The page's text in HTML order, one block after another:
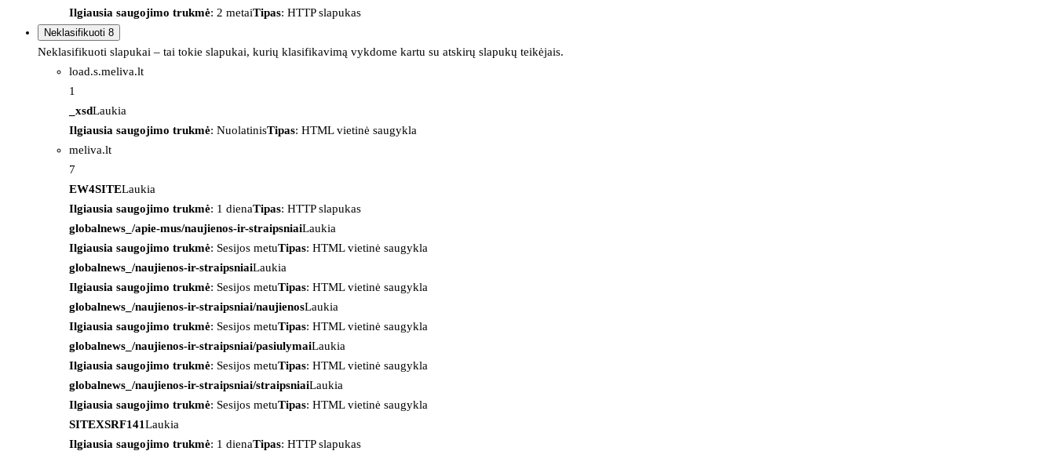
Ilgiausia saugojimo trukmė: 2 metaiTipas: HTTP slapukas
Neklasifikuoti 8
Neklasifikuoti slapukai – tai tokie slapukai, kurių klasifikavimą vykdome kartu su atskirų slapukų teikėjais.
load.s.meliva.lt
1
_xsdLaukia
Ilgiausia saugojimo trukmė: NuolatinisTipas: HTML vietinė saugykla
meliva.lt
7
EW4SITELaukia
Ilgiausia saugojimo trukmė: 1 dienaTipas: HTTP slapukas
globalnews_/apie-mus/naujienos-ir-straipsniaiLaukia
Ilgiausia saugojimo trukmė: Sesijos metuTipas: HTML vietinė saugykla
globalnews_/naujienos-ir-straipsniaiLaukia
Ilgiausia saugojimo trukmė: Sesijos metuTipas: HTML vietinė saugykla
globalnews_/naujienos-ir-straipsniai/naujienosLaukia
Ilgiausia saugojimo trukmė: Sesijos metuTipas: HTML vietinė saugykla
globalnews_/naujienos-ir-straipsniai/pasiulymaiLaukia
Ilgiausia saugojimo trukmė: Sesijos metuTipas: HTML vietinė saugykla
globalnews_/naujienos-ir-straipsniai/straipsniaiLaukia
Ilgiausia saugojimo trukmė: Sesijos metuTipas: HTML vietinė saugykla
SITEXSRF141Laukia
Ilgiausia saugojimo trukmė: 1 dienaTipas: HTTP slapukas